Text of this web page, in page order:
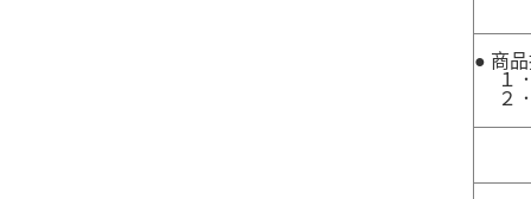
● 商
１．
２．